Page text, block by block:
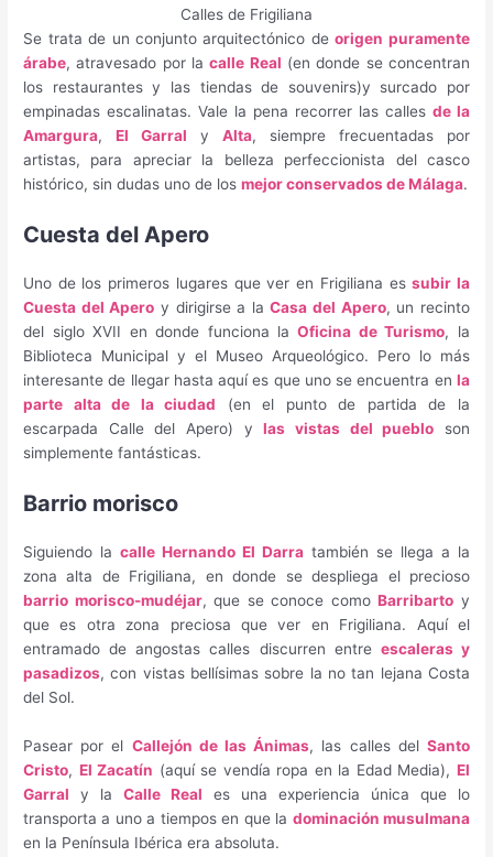
Calles de Frigiliana
Se trata de un conjunto arquitectónico deorigen puramente
árabe, atravesado por lacalle Real (en donde se concentran
los restaurantes y las tiendas de souvenirs)y surcado por
empinadas escalinatas. Vale la pena recorrer las calles de la
Amargura,El Garral yAlta, siempre frecuentadas por
artistas, para apreciar la belleza perfeccionista del casco
histórico, sin dudas uno de losmejor conservados de Málaga.
Cuesta del Apero
Uno de los primeros lugares que ver en Frigiliana essubir la
Cuesta del Apero y dirigirse a laCasa del Apero, un recinto
del siglo XVII en donde funciona laOficina de Turismo, la
Biblioteca Municipal y el Museo Arqueológico. Pero lo más
interesante de llegar hasta aquí es que uno se encuentra en la
parte alta de la ciudad (en el punto de partida de la
escarpada Calle del Apero) ylas vistas del pueblo son
simplemente fantásticas.
Barrio morisco
Siguiendo lacalle Hernando El Darra también se llega a la
zona alta de Frigiliana, en donde se despliega el precioso
barrio morisco-mudéjar, que se conoce comoBarribarto y
que es otra zona preciosa que ver en Frigiliana. Aquí el
entramado de angostas calles discurren entre escaleras y
pasadizos, con vistas bellísimas sobre la no tan lejana Costa
del Sol.
Pasear por el Callejón de las Ánimas, las calles del Santo
Cristo, El Zacatín (aquí se vendía ropa en la Edad Media), El
Garral y laCalle Real es una experiencia única que lo
transporta a uno a tiempos en que la dominación musulmana
en la Península Ibérica era absoluta.